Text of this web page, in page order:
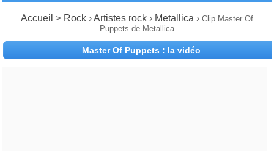
Accueil > Rock ›Artistes rock › Metallica › Clip Master Of
Puppets de Metallica
Master Of Puppets : la vidéo